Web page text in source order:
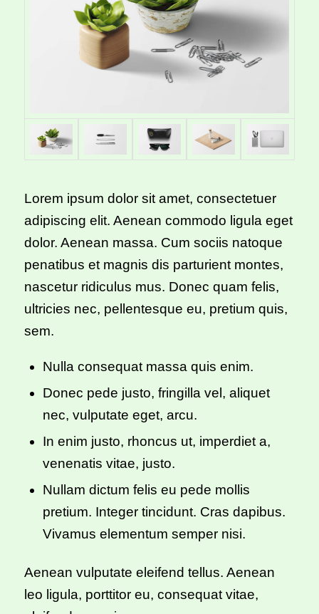
Lorem ipsum dolor sit amet, consectetuer
adipiscing elit. Aenean commodo ligula eget
dolor. Aenean massa. Cum sociis natoque
penatibus et magnis dis parturient montes,
nascetur ridiculus mus. Donec quam felis,
ultricies nec, pellentesque eu, pretium quis,
sem.
Nulla consequat massa quis enim.
Donec pede justo, fringilla vel, aliquet
nec, vulputate eget, arcu.
In enim justo, rhoncus ut, imperdiet a,
venenatis vitae, justo.
Nullam dictum felis eu pede mollis
pretium. Integer tincidunt. Cras dapibus.
Vivamus elementum semper nisi.
Aenean vulputate eleifend tellus. Aenean
leo ligula, porttitor eu, consequat vitae,